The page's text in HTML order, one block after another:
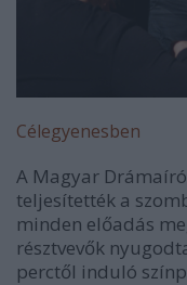
Célegyenesben
A Magyar
teljesítették a
minden előadás
résztvevők
perctől induló